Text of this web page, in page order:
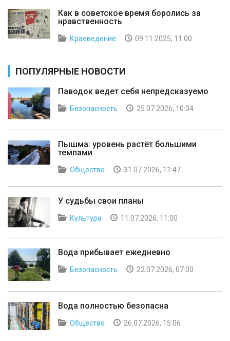
Как в советское время боролись за
нравственность
Краеведение 09.11.2025, 11:00
ПОПУЛЯРНЫЕ НОВОСТИ
Паводок ведет себя непредсказуемо
Безопасность 25.07.2026, 10:34
Пышма: уровень растёт большими
темпами
Общество 31.07.2026, 11:47
У судьбы свои планы
Культура 11.07.2026, 11:00
Вода прибывает ежедневно
Безопасность 22.07.2026, 07:00
Вода полностью безопасна
Общество 26.07.2026, 15:06